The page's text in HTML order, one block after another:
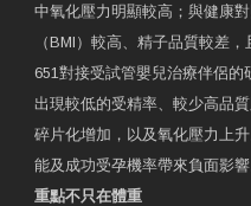
中氧化壓力明顯較高；與健康
（BMI）較高、精子品質較差
651對接受試管嬰兒治療伴侶的
出現較低的受精率、較少高品
碎片化增加，以及氧化壓力上
能及成功受孕機率帶來負面影響
重點不只在體重